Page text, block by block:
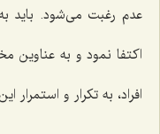
عدم رغبت می‌شود. باید
اکتفا نمود و به عناوین
افراد، به تکرار و